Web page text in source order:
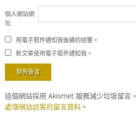
個人網站網
址
用電子郵件通知我後續的迴響。
新文章使用電子郵件通知我。
這個網站採用 Akismet 服務減少垃圾留言。
處理網站訪客的留言資料 。